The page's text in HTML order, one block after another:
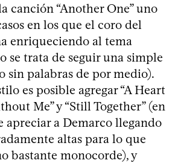
canción “Another One” uno
en los que el coro del
enriqueciendo al tema
se trata de seguir una simple
sin palabras de por medio).
es posible agregar “A Heart
Me” y “Still Together” (en
apreciar a Demarco llegando
altas para lo que
bastante monocorde), y